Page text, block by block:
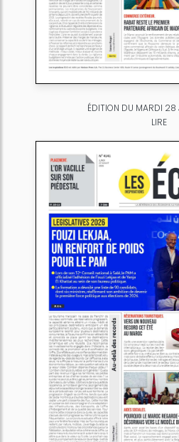
ÉDITION DU MARDI
LIRE